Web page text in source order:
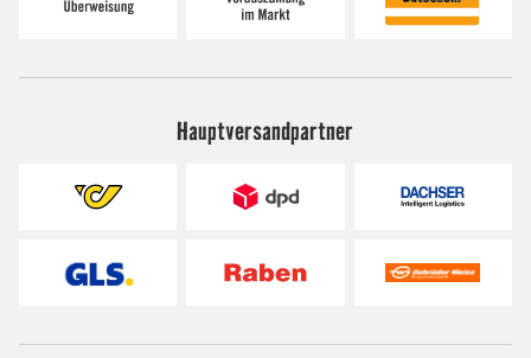
Hauptversandpartner